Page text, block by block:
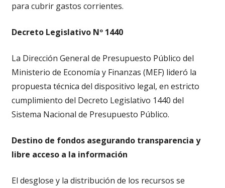
para cubrir gastos corrientes.
Decreto Legislativo Nº 1440
La Dirección General de Presupuesto Público del
Ministerio de Economía y Finanzas (MEF) lideró la
propuesta técnica del dispositivo legal, en estricto
cumplimiento del Decreto Legislativo 1440 del
Sistema Nacional de Presupuesto Público.
Destino de fondos asegurando transparencia y
libre acceso a la información
El desglose y la distribución de los recursos se